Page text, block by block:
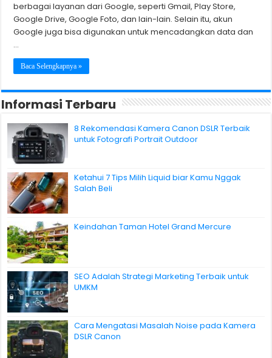
berbagai layanan dari Google, seperti Gmail, Play Store,
Google Drive, Google Foto, dan lain-lain. Selain itu, akun
Google juga bisa digunakan untuk mencadangkan data dan
…
Baca Selengkapnya »
Informasi Terbaru
8 Rekomendasi Kamera Canon DSLR Terbaik
untuk Fotografi Portrait Outdoor
Ketahui 7 Tips Milih Liquid biar Kamu Nggak
Salah Beli
Keindahan Taman Hotel Grand Mercure
SEO Adalah Strategi Marketing Terbaik untuk
UMKM
Cara Mengatasi Masalah Noise pada Kamera
DSLR Canon